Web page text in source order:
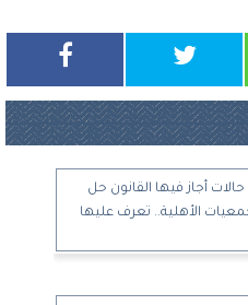
5 حالات أجاز فيها القانون حل
الأهلية.. تعرف عليها